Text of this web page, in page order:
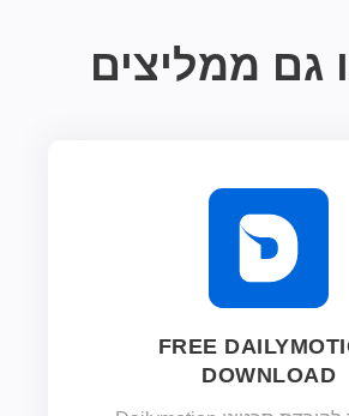
גם ממליצים
FREE
DOWNLOAD